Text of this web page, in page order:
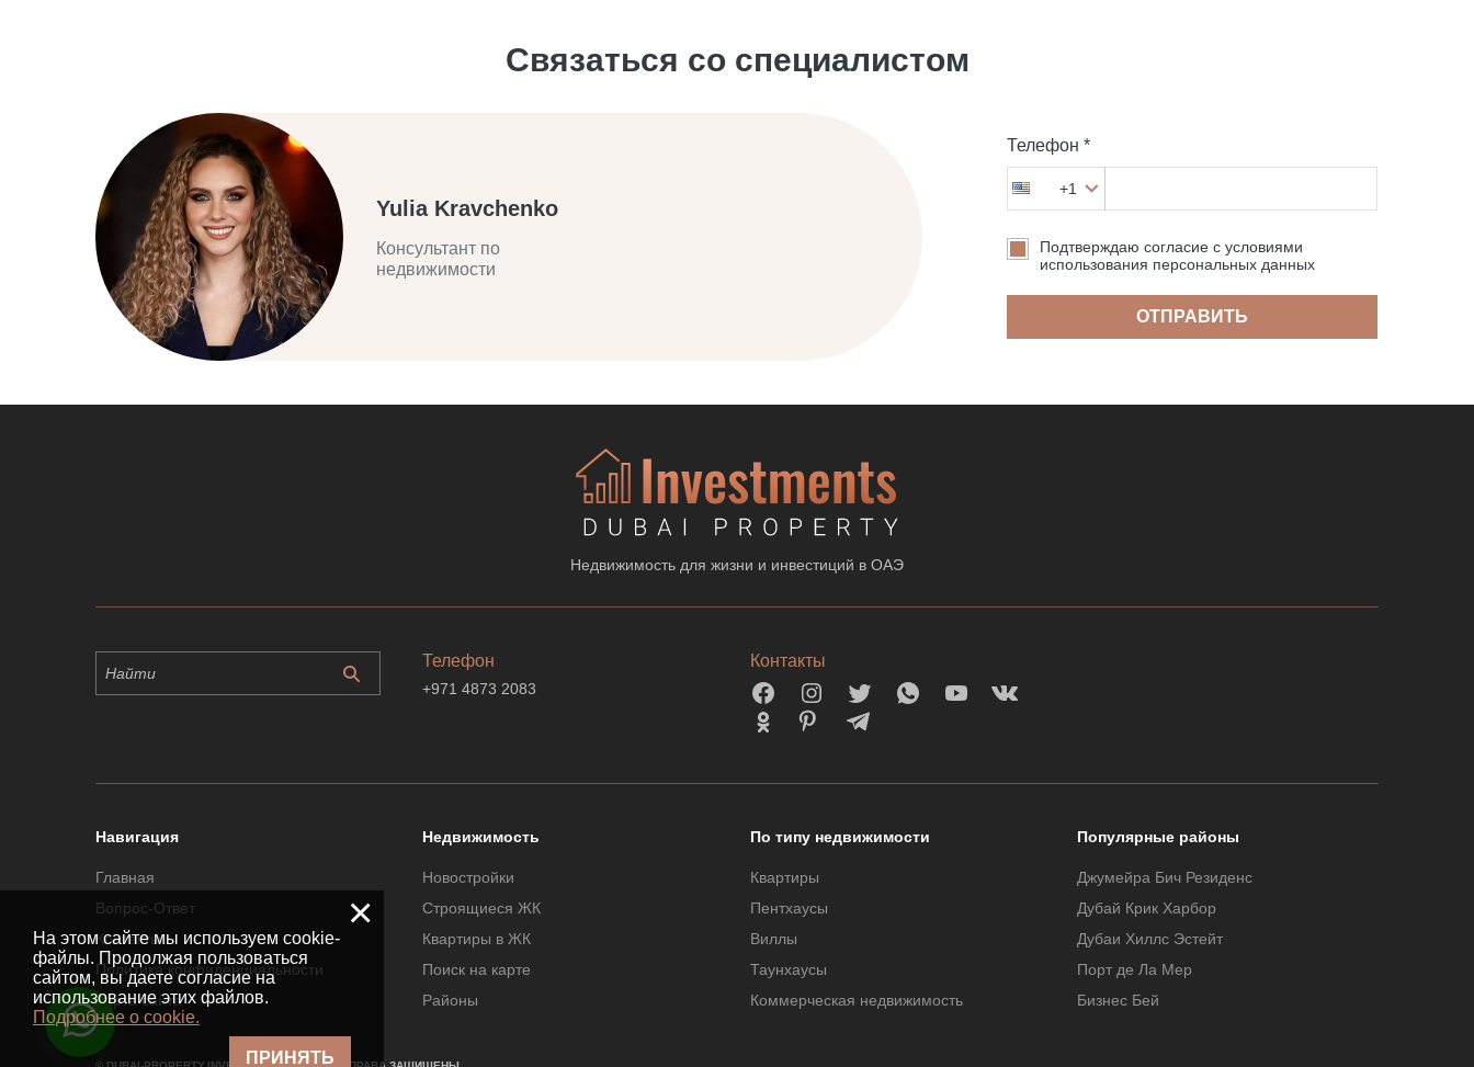
Связаться со специалистом
Yulia Kravchenko
Консультант по
недвижимости
Телефон *
+1
Подтверждаю согласие с условиями
использования персональных данных
ОТПРАВИТЬ
Недвижимость для жизни и инвестиций в ОАЭ
Телефон
+971 4873 2083
Контакты
Навигация
Главная
Вопрос-Ответ
Контакты
Политика конфиденциальности
Карта сайта
Недвижимость
Новостройки
Строящиеся ЖК
Квартиры в ЖК
Поиск на карте
Районы
По типу недвижимости
Квартиры
Пентхаусы
Виллы
Таунхаусы
Коммерческая недвижимость
Популярные районы
Джумейра Бич Резиденс
Дубай Крик Харбор
Дубаи Хиллс Эстейт
Порт де Ла Мер
Бизнес Бей
×
На этом сайте мы используем cookie-
файлы. Продолжая пользоваться
сайтом, вы даете согласие на
использование этих файлов.
Подробнее о cookie.
ПРИНЯТЬ